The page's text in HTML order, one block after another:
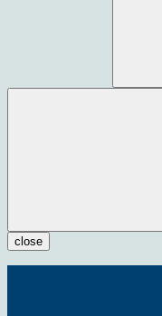
close